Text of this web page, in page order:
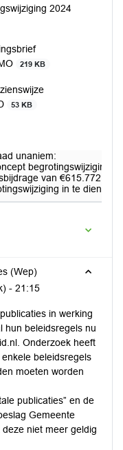
2024
219 KB
53 KB
unaniem:
begrotingswijziging
van €615.772 te
in te dienen.
(Wep)
- 21:15
in werking
hun beleidsregels nu
Onderzoek heeft
beleidsregels
moeten worden
publicaties” en de
Gemeente
niet meer geldig